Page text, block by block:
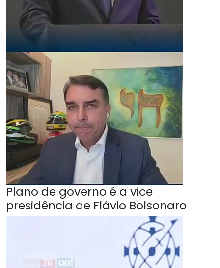
Plano de governo é a vice
presidência de Flávio Bolsonaro